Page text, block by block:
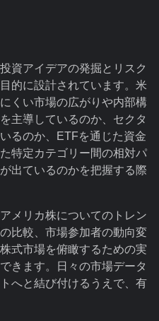
資アイデアの発掘とリスク
的に設計されています。米
くい市場の広がりや内部構
主導しているのか、セクタ
るのか、ETFを通じた資金
特定カテゴリー間の相対パ
出ているのかを把握する際
メリカ株についてのトレン
比較、市場参加者の動向変
式市場を俯瞰するための実
きます。日々の市場データ
へと結び付けるうえで、有